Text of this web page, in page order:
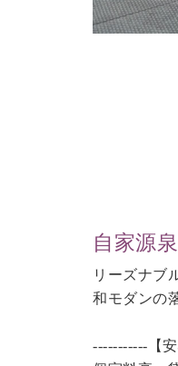
自家源
リーズナブ
和モダンの
-----------【